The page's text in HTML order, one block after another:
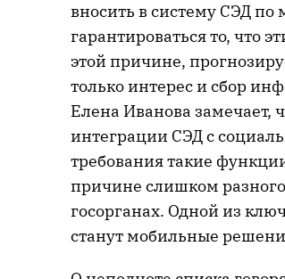
вносить в систему СЭД по
гарантироваться то, что
этой причине,
только интерес и сбор
Елена Иванова замечает,
интеграции СЭД с
требования такие
причине слишком
госорганах. Одной из
станут мобильные